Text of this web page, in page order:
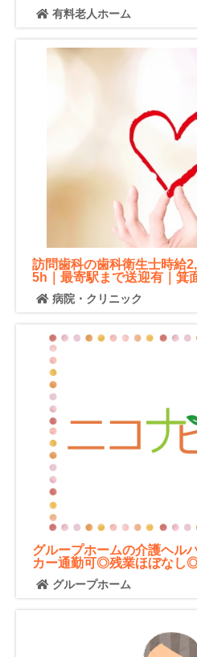
有料老人ホーム
訪問歯科の歯科衛生士時給
5h｜最寄駅まで送迎有｜箕
病院・クリニック
グループホームの介護ヘル
カー通勤可◎残業ほぼなし
グループホーム